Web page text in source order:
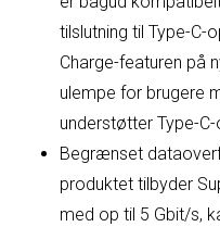
tilslutning til Type-C-
Charge-featuren på
ulempe for brugere
understøtter Type-C-
Begrænset
produktet tilbyder
med op til 5 Gbit/s,